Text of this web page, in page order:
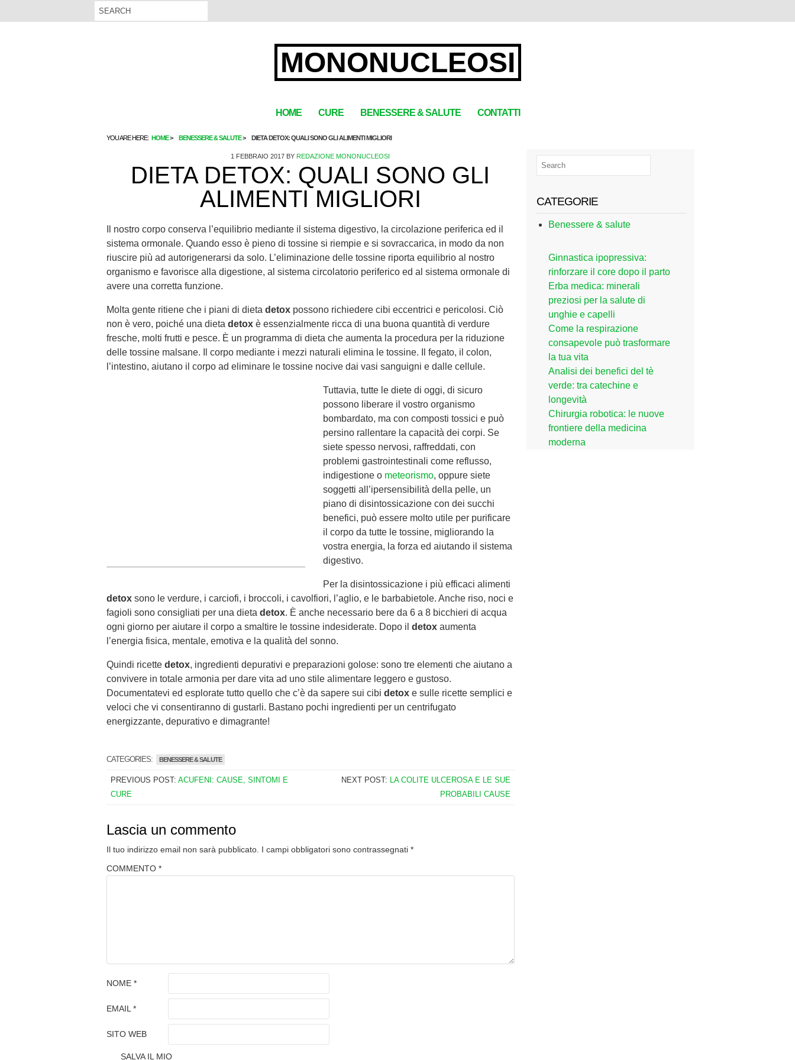
MONONUCLEOSI
HOME CURE BENESSERE & SALUTE CONTATTI
YOU ARE HERE: HOME BENESSERE & SALUTE DIETA DETOX: QUALI SONO GLI ALIMENTI MIGLIORI
1 FEBBRAIO 2017 BYREDAZIONE MONONUCLEOSI
DIETA DETOX: QUALI SONO GLI
ALIMENTI MIGLIORI
Il nostro corpo conserva l’equilibrio mediante il sistema digestivo, la circolazione periferica ed il
sistema ormonale. Quando esso è pieno di tossine si riempie e si sovraccarica, in modo da non
riuscire più ad autorigenerarsi da solo. L’eliminazione delle tossine riporta equilibrio al nostro
organismo e favorisce alla digestione, al sistema circolatorio periferico ed al sistema ormonale di
avere una corretta funzione.
Molta gente ritiene che i piani di dieta detox possono richiedere cibi eccentrici e pericolosi. Ciò
non è vero, poiché una dieta detox è essenzialmente ricca di una buona quantità di verdure
fresche, molti frutti e pesce. È un programma di dieta che aumenta la procedura per la riduzione
delle tossine malsane. Il corpo mediante i mezzi naturali elimina le tossine. Il fegato, il colon,
l’intestino, aiutano il corpo ad eliminare le tossine nocive dai vasi sanguigni e dalle cellule.
Tuttavia, tutte le diete di oggi, di sicuro
possono liberare il vostro organismo
bombardato, ma con composti tossici e può
persino rallentare la capacità dei corpi. Se
siete spesso nervosi, raffreddati, con
problemi gastrointestinali come reflusso,
indigestione o meteorismo, oppure siete
soggetti all’ipersensibilità della pelle, un
piano di disintossicazione con dei succhi
benefici, può essere molto utile per purificare
il corpo da tutte le tossine, migliorando la
vostra energia, la forza ed aiutando il sistema
digestivo.
Per la disintossicazione i più efficaci alimenti
detox sono le verdure, i carciofi, i broccoli, i cavolfiori, l’aglio, e le barbabietole. Anche riso, noci e
fagioli sono consigliati per una dieta detox. È anche necessario bere da 6 a 8 bicchieri di acqua
ogni giorno per aiutare il corpo a smaltire le tossine indesiderate. Dopo il detox aumenta
l’energia fisica, mentale, emotiva e la qualità del sonno.
Quindi ricette detox, ingredienti depurativi e preparazioni golose: sono tre elementi che aiutano a
convivere in totale armonia per dare vita ad uno stile alimentare leggero e gustoso.
Documentatevi ed esplorate tutto quello che c’è da sapere sui cibi detox e sulle ricette semplici e
veloci che vi consentiranno di gustarli. Bastano pochi ingredienti per un centrifugato
energizzante, depurativo e dimagrante!
CATEGORIES: BENESSERE & SALUTE
PREVIOUS POST: ACUFENI: CAUSE, SINTOMI E
CURE
NEXT POST: LA COLITE ULCEROSA E LE SUE
PROBABILI CAUSE
Lascia un commento
Il tuo indirizzo email non sarà pubblicato. I campi obbligatori sono contrassegnati *
COMMENTO *
NOME *
EMAIL *
SITO WEB
SALVA IL MIO
CATEGORIE
Benessere & salute
Ginnastica ipopressiva:
rinforzare il core dopo il parto
Erba medica: minerali
preziosi per la salute di
unghie e capelli
Come la respirazione
consapevole può trasformare
la tua vita
Analisi dei benefici del tè
verde: tra catechine e
longevità
Chirurgia robotica: le nuove
frontiere della medicina
moderna